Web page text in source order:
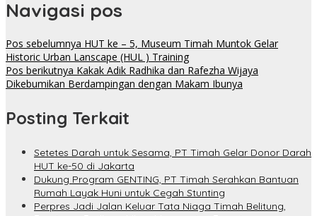
Navigasi pos
Pos sebelumnya HUT ke – 5, Museum Timah Muntok Gelar
Historic Urban Lanscape (HUL ) Training
Pos berikutnya Kakak Adik Radhika dan Rafezha Wijaya
Dikebumikan Berdampingan dengan Makam Ibunya
Posting Terkait
Setetes Darah untuk Sesama, PT Timah Gelar Donor Darah
HUT ke-50 di Jakarta
Dukung Program GENTING, PT Timah Serahkan Bantuan
Rumah Layak Huni untuk Cegah Stunting
Perpres Jadi Jalan Keluar Tata Niaga Timah Belitung,